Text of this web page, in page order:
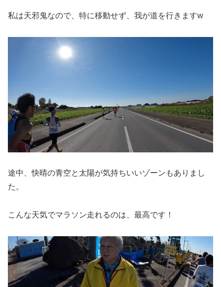
私は天邪鬼なので、特に移動せず、我が道を行きますw
途中、快晴の青空と太陽が気持ちいいゾーンもありまし
た。
こんな天気でマラソン走れるのは、最高です！